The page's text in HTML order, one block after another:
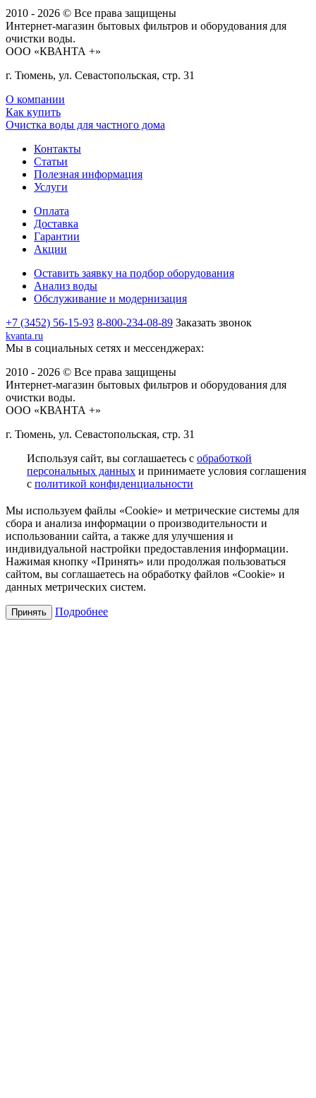
2010 - 2026 © Все права защищены
Интернет-магазин бытовых фильтров и оборудования для
очистки воды.
ООО «КВАНТА +»
г. Тюмень, ул. Севастопольская, стр. 31
О компании
Как купить
Очистка воды для частного дома
Контакты
Статьи
Полезная информация
Услуги
Оплата
Доставка
Гарантии
Акции
Оставить заявку на подбор оборудования
Анализ воды
Обслуживание и модернизация
+7 (3452) 56-15-93 8-800-234-08-89 Заказать звонок
kvanta.ru
Мы в социальных сетях и мессенджерах:
2010 - 2026 © Все права защищены
Интернет-магазин бытовых фильтров и оборудования для
очистки воды.
ООО «КВАНТА +»
г. Тюмень, ул. Севастопольская, стр. 31
Используя сайт, вы соглашаетесь с обработкой
персональных данных и принимаете условия соглашения
с политикой конфиденциальности
Мы используем файлы «Cookie» и метрические системы для
сбора и анализа информации о производительности и
использовании сайта, а также для улучшения и
индивидуальной настройки предоставления информации.
Нажимая кнопку «Принять» или продолжая пользоваться
сайтом, вы соглашаетесь на обработку файлов «Cookie» и
данных метрических систем.
Принять Подробнее